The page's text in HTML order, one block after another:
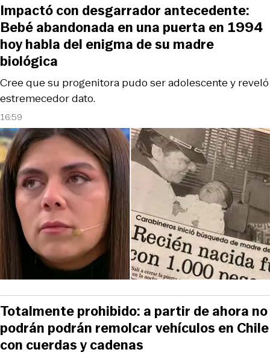
16:59
Cree que su progenitora pudo ser adolescente y reveló
estremecedor dato.
Impactó con desgarrador antecedente:
Bebé abandonada en una puerta en 1994
hoy habla del enigma de su madre
biológica
Totalmente prohibido: a partir de ahora no
podrán podrán remolcar vehículos en Chile
con cuerdas y cadenas